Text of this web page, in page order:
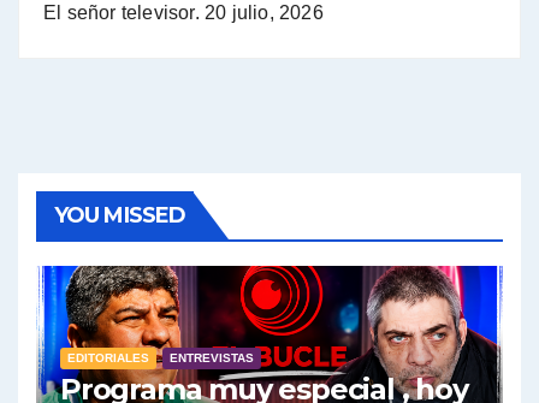
Raúl Timerman: sobre la defensa de los Senadores de JxC al acuerdo con el FMI - Raúl Timerman con Jorge Gres
Roberto Salvarezza: debate sobre las vacunas - Roberto Salvarezza con Jorge Gres
Salvarezza : la influencia de los Medios de Comunicación en el debate sobre las vacunas - Roberto Salvarezza con Jorge Gres
El señor televisor. 20 julio, 2026
YOU MISSED
EDITORIALES ENTREVISTAS
Programa muy especial , hoy